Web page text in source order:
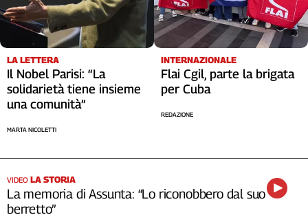
LA LETTERA
Il Nobel Parisi: “La
solidarietà tiene insieme
una comunità”
MARTA NICOLETTI
INTERNAZIONALE
Flai Cgil, parte la brigata
per Cuba
REDAZIONE
VIDEO LA STORIA
La memoria di Assunta: “Lo riconobbero dal suo
berretto”